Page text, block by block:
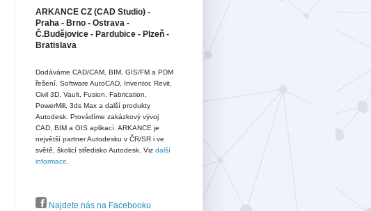
ARKANCE CZ (CAD Studio) -
Praha - Brno - Ostrava -
Č.Budějovice - Pardubice - Plzeň -
Bratislava
Dodáváme CAD/CAM, BIM, GIS/FM a PDM
řešení. Software AutoCAD, Inventor, Revit,
Civil 3D, Vault, Fusion, Fabrication,
PowerMill, 3ds Max a další produkty
Autodesk. Provádíme zakázkový vývoj
CAD, BIM a GIS aplikací. ARKANCE je
největší partner Autodesku v ČR/SR i ve
světě, školicí středisko Autodesk. Viz další
informace
Najdete nás na Facebooku